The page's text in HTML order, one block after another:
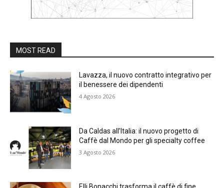
MOST READ
Lavazza, il nuovo contratto integrativo per
il benessere dei dipendenti
4 Agosto 2026
Da Caldas all’Italia: il nuovo progetto di
Caffè dal Mondo per gli specialty coffee
3 Agosto 2026